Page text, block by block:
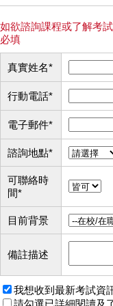
如欲諮詢課程或了解考
必填
真實姓名*
行動電話*
電子郵件*
諮詢地點*
可聯絡時
間*
目前背景
備註描述
我想收到最新考試資
請勾選已詳細閱讀及